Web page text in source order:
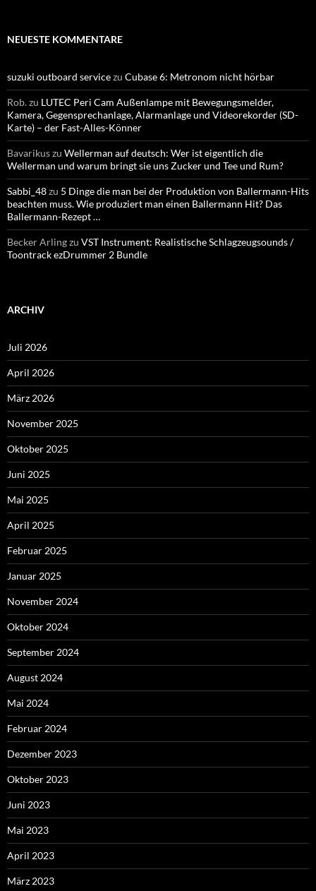
NEUESTE KOMMENTARE
suzuki outboard servicezu Cubase 6: Metronom nicht hörbar
Rob.zu LUTEC Peri Cam Außenlampe mit Bewegungsmelder,
Kamera, Gegensprechanlage, Alarmanlage und Videorekorder (SD-
Karte) – der Fast-Alles-Könner
Bavarikuszu Wellerman auf deutsch: Wer ist eigentlich die
Wellerman und warum bringt sie uns Zucker und Tee und Rum?
Sabbi_48zu 5 Dinge die man bei der Produktion von Ballermann-Hits
beachten muss. Wie produziert man einen Ballermann Hit? Das
Ballermann-Rezept …
Becker Arlingzu VST Instrument: Realistische Schlagzeugsounds /
Toontrack ezDrummer 2 Bundle
ARCHIV
Juli 2026
April 2026
März 2026
November 2025
Oktober 2025
Juni 2025
Mai 2025
April 2025
Februar 2025
Januar 2025
November 2024
Oktober 2024
September 2024
August 2024
Mai 2024
Februar 2024
Dezember 2023
Oktober 2023
Juni 2023
Mai 2023
April 2023
März 2023